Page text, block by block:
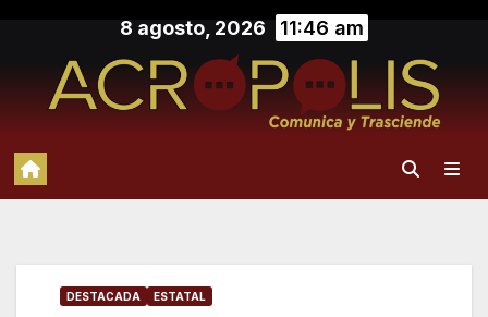
contenido
8 agosto, 2026 11:46 am
DESTACADA ESTATAL